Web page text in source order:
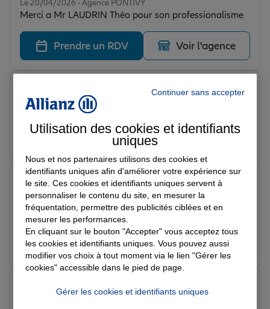
Le 20/04/2026 - Agence PONTIVY
Merci a Mr LAUDRIN Théo pour son professionalisme
Prendre un RDV Voir l'agence
Note de 5 sur 5
Le 17/04/2026 - Agence PONTIVY
Prendre un RDV
Le 14/04/2026 - Agence PONTIVY
Adélaïde est une conseillère formidable 🥰
Mumu
Prendre un RDV Voir l'agence
Note de 5 sur 5
Continuer sans accepter
Utilisation des cookies et identifiants
uniques
Nous et nos partenaires utilisons des cookies et
identifiants uniques afin d'améliorer votre expérience sur
le site. Ces cookies et identifiants uniques servent à
personnaliser le contenu du site, en mesurer la
fréquentation, permettre des publicités ciblées et en
mesurer les performances.
En cliquant sur le bouton "Accepter" vous acceptez tous
les cookies et identifiants uniques. Vous pouvez aussi
modifier vos choix à tout moment via le lien "Gérer les
cookies" accessible dans le pied de page.
Gérer les cookies et identifiants uniques